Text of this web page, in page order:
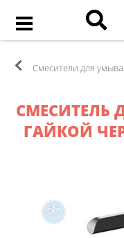
Смесители для
СМЕСИТЕЛЬ
ГАЙКОЙ